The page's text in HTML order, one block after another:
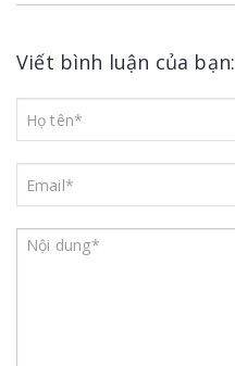
Viết bình luận của bạn: